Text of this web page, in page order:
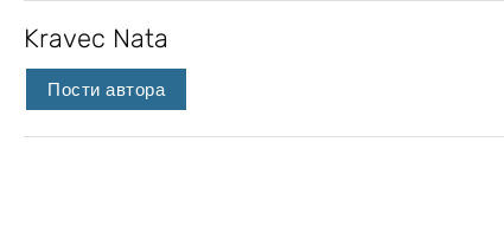
Kravec Nata
Пости автора